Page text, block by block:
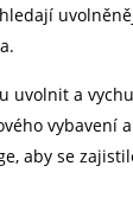
uvolnit a
vybavení
aby se